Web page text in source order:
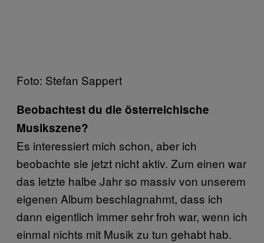
Foto: Stefan Sappert
Beobachtest du die österreichische
Musikszene?
Es interessiert mich schon, aber ich
beobachte sie jetzt nicht aktiv. Zum einen war
das letzte halbe Jahr so massiv von unserem
eigenen Album beschlagnahmt, dass ich
dann eigentlich immer sehr froh war, wenn ich
einmal nichts mit Musik zu tun gehabt hab.